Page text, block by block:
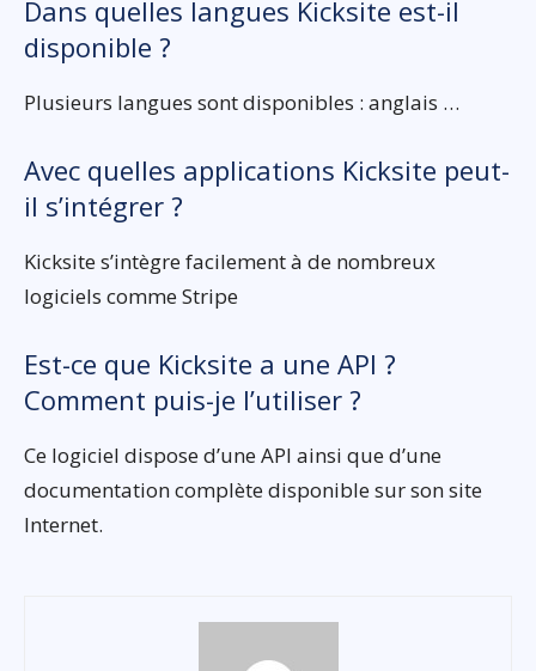
Dans quelles langues Kicksite est-il
disponible ?
Plusieurs langues sont disponibles : anglais …
Avec quelles applications Kicksite peut-
il s’intégrer ?
Kicksite s’intègre facilement à de nombreux
logiciels comme Stripe
Est-ce que Kicksite a une API ?
Comment puis-je l’utiliser ?
Ce logiciel dispose d’une API ainsi que d’une
documentation complète disponible sur son site
Internet.